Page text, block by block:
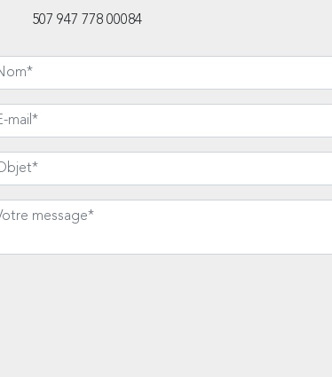
507 947 778 00084